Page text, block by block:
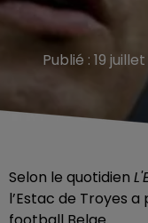
Publié : 19
Selon le quotidien
l’Estac de Troyes